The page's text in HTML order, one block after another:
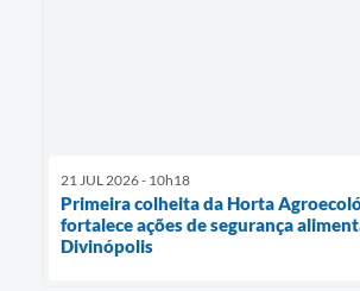
21 JUL 2026 - 10h18
Primeira colheita da Horta
fortalece ações de segurança
Divinópolis